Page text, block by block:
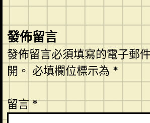
發佈留言
發佈留言必須填寫的電子郵
開。 必填欄位標示為 *
留言*